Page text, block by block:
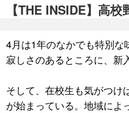
スポーツ
イベント
ライフ
【THE INSIDE】高
4月は1年のなかでも特別な
寂しさのあるところに、新
そして、在校生も気がつけ
が始まっている。地域によ